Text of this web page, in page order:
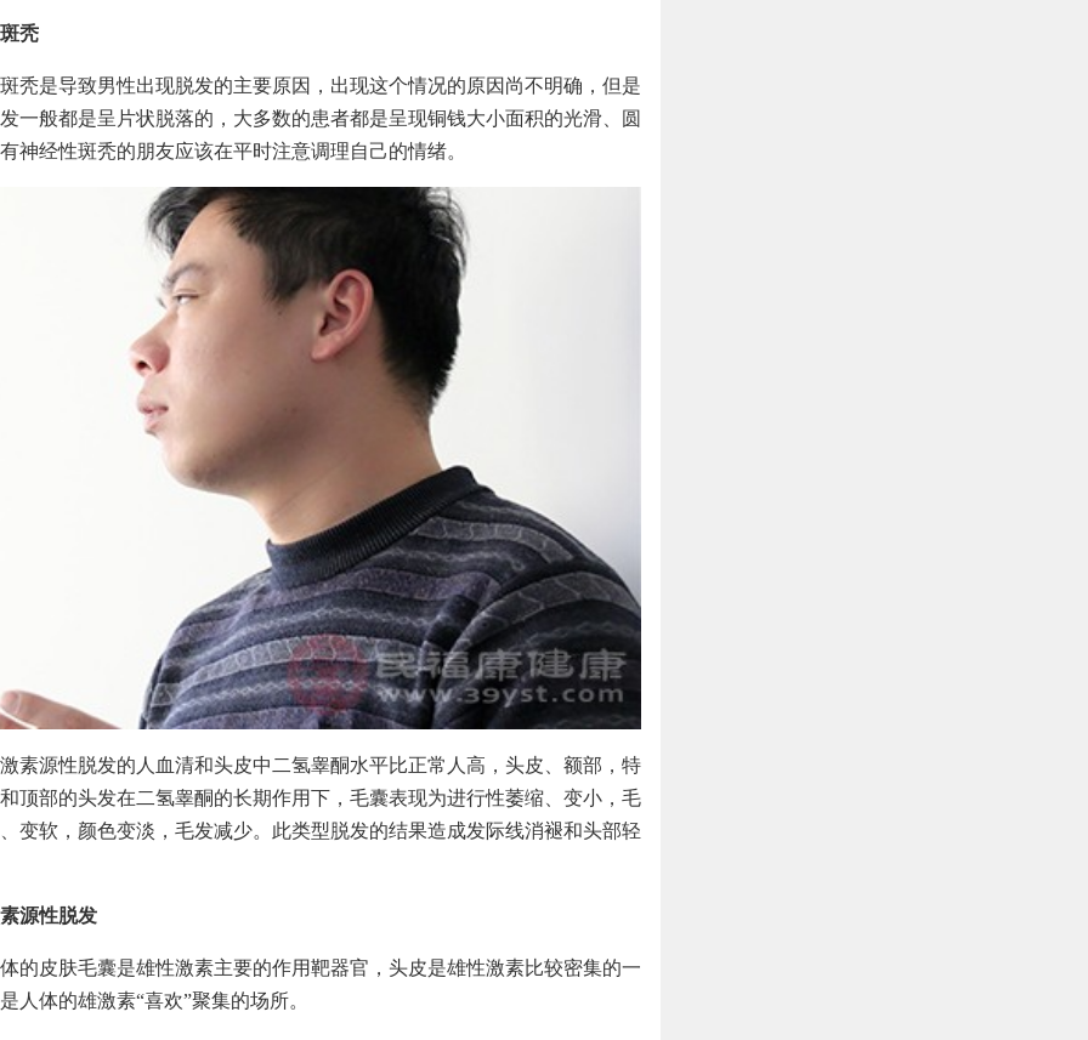
秃
秃是导致男性出现脱发的主要原因，出现这个情况的原因尚不明确，但是
一般都是呈片状脱落的，大多数的患者都是呈现铜钱大小面积的光滑、圆
神经性斑秃的朋友应该在平时注意调理自己的情绪。
素源性脱发的人血清和头皮中二氢睾酮水平比正常人高，头皮、额部，特
顶部的头发在二氢睾酮的长期作用下，毛囊表现为进行性萎缩、变小，毛
变软，颜色变淡，毛发减少。此类型脱发的结果造成发际线消褪和头部轻
源性脱发
的皮肤毛囊是雄性激素主要的作用靶器官，头皮是雄性激素比较密集的一
人体的雄激素“喜欢”聚集的场所。